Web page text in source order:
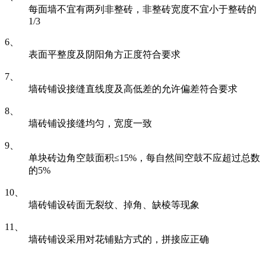
每面墙不宜有两列非整砖，非整砖宽度不宜小于整砖的
1/3
6、
表面平整度及阴阳角方正度符合要求
7、
墙砖铺设接缝直线度及高低差的允许偏差符合要求
8、
墙砖铺设接缝均匀，宽度一致
9、
单块砖边角空鼓面积≤15%，每自然间空鼓不应超过总数
的5%
10、
墙砖铺设砖面无裂纹、掉角、缺棱等现象
11、
墙砖铺设采用对花铺贴方式的，拼接应正确